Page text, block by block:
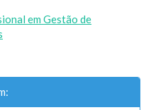
em Gestão de